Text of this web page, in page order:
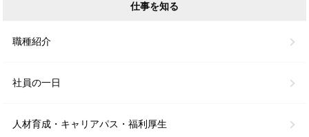
仕事を知る
職種紹介
社員の一日
人材育成・キャリアパス・福利厚生